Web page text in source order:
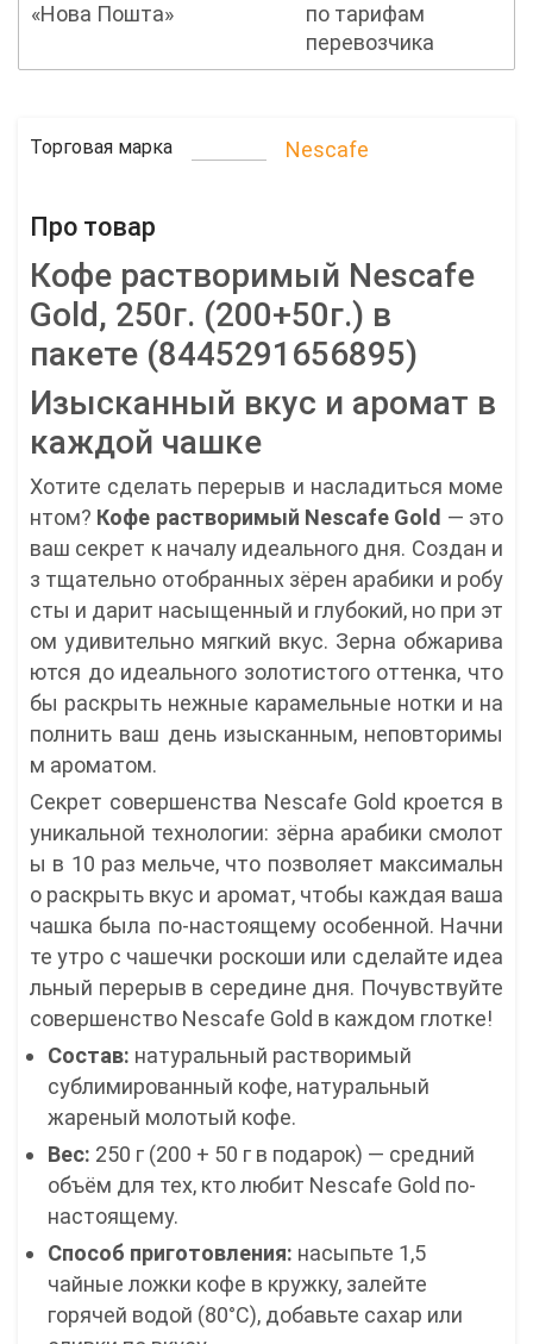
«Нова Пошта»
по тарифам
перевозчика
Торговая марка Nescafe
Про товар
Кофе растворимый Nescafe
Gold, 250г. (200+50г.) в
пакете (8445291656895)
Изысканный вкус и аромат в
каждой чашке
Хотите сделать перерыв и насладиться моме
нтом? Кофе растворимый Nescafe Gold — это
ваш секрет к началу идеального дня. Создан и
з тщательно отобранных зёрен арабики и робу
сты и дарит насыщенный и глубокий, но при эт
ом удивительно мягкий вкус. Зерна обжарива
ются до идеального золотистого оттенка, что
бы раскрыть нежные карамельные нотки и на
полнить ваш день изысканным, неповторимы
м ароматом.
Секрет совершенства Nescafe Gold кроется в
уникальной технологии: зёрна арабики смолот
ы в 10 раз мельче, что позволяет максимальн
о раскрыть вкус и аромат, чтобы каждая ваша
чашка была по-настоящему особенной. Начни
те утро с чашечки роскоши или сделайте идеа
льный перерыв в середине дня. Почувствуйте
совершенство Nescafe Gold в каждом глотке!
Состав: натуральный растворимый
сублимированный кофе, натуральный
жареный молотый кофе.
Вес: 250 г (200 + 50 г в подарок) — средний
объём для тех, кто любит Nescafe Gold по-
настоящему.
Способ приготовления: насыпьте 1,5
чайные ложки кофе в кружку, залейте
горячей водой (80°C), добавьте сахар или